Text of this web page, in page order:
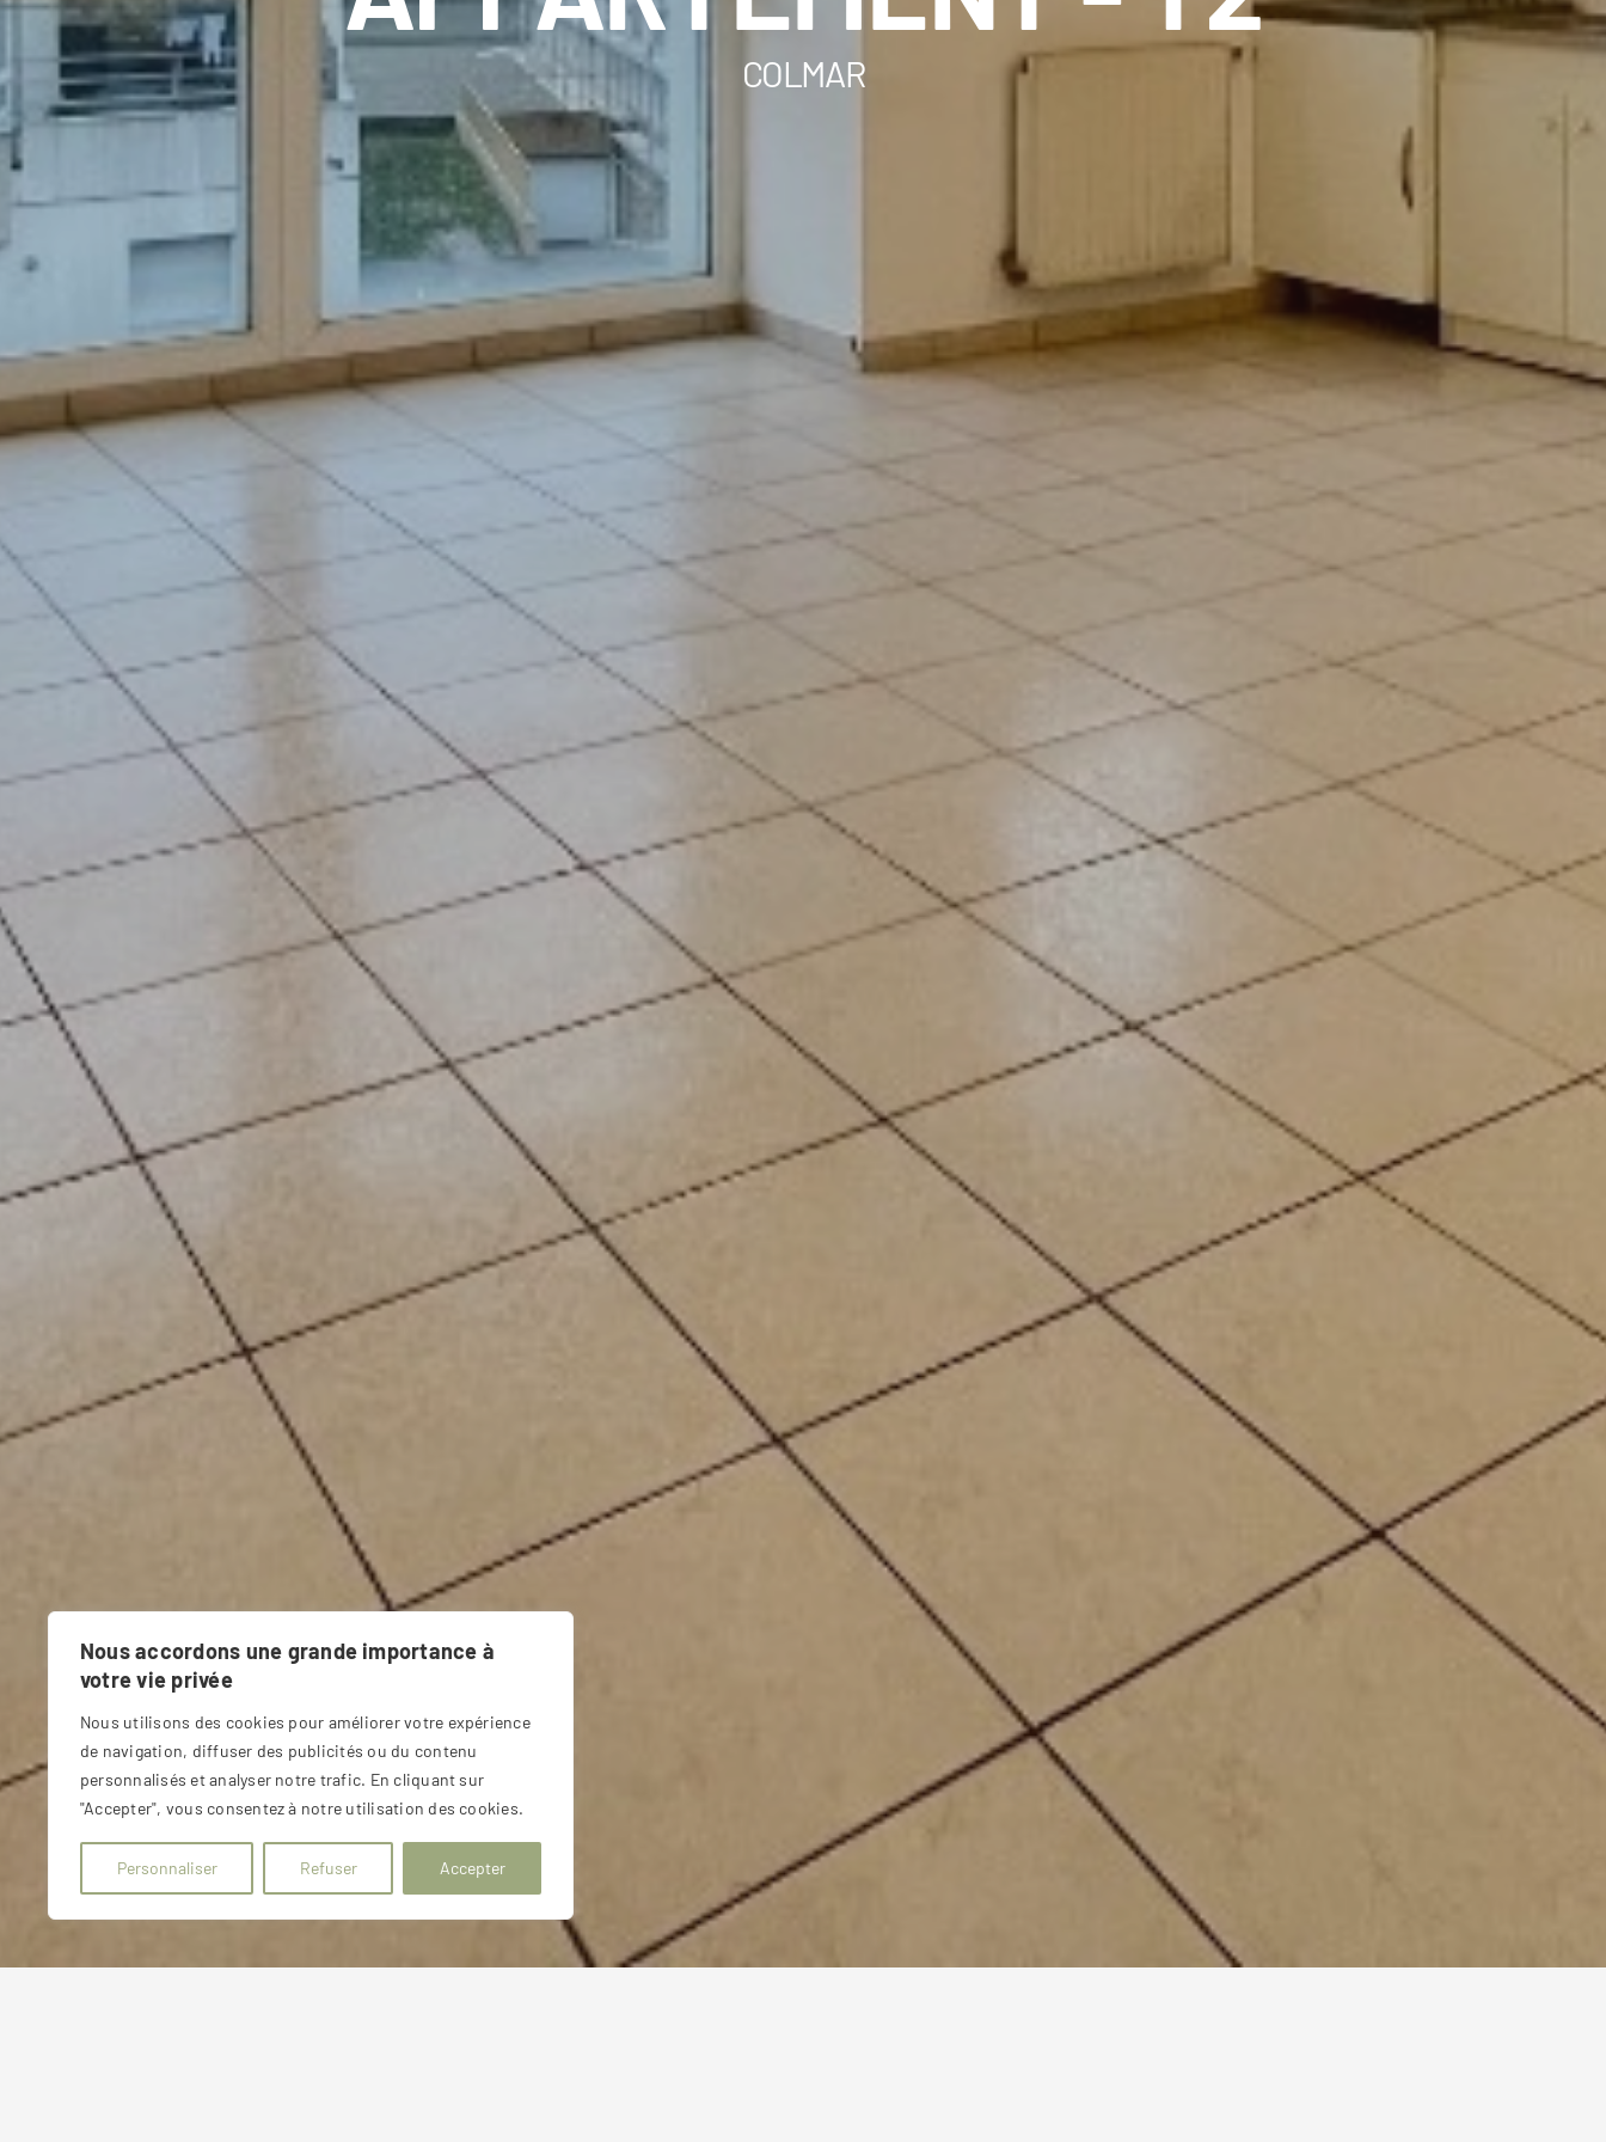
Nous accordons une grande importance à
votre vie privée
Nous utilisons des cookies pour améliorer votre expérience
de navigation, diffuser des publicités ou du contenu
personnalisés et analyser notre trafic. En cliquant sur
"Accepter", vous consentez à notre utilisation des cookies.
Personnaliser Refuser Accepter
COLMAR